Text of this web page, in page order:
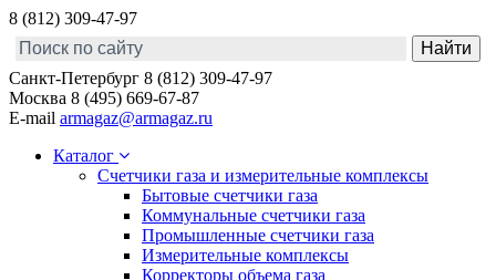
8 (812) 309-47-97
Санкт-Петербург 8 (812) 309-47-97
Москва 8 (495) 669-67-87
E-mail armagaz@armagaz.ru
Каталог
Счетчики газа и измерительные комплексы
Бытовые счетчики газа
Коммунальные счетчики газа
Промышленные счетчики газа
Измерительные комплексы
Корректоры объема газа